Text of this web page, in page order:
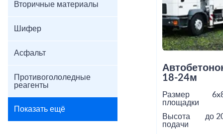
Вторичные материалы
Шифер
Асфальт
Противогололедные
реагенты
Показать ещё
18-24м
Размер
площадки
Высота
подачи
до